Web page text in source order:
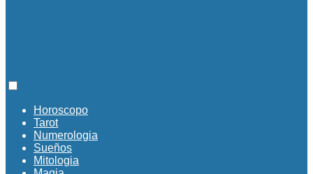
Horoscopo
Tarot
Numerologia
Sueños
Mitologia